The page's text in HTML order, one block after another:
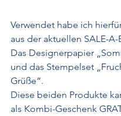
Verwendet habe ich
aus der aktuellen SALE-A-
Das Designerpapier
und das Stempelset
Grüße“.
Diese beiden Produkte
als Kombi-Geschenk